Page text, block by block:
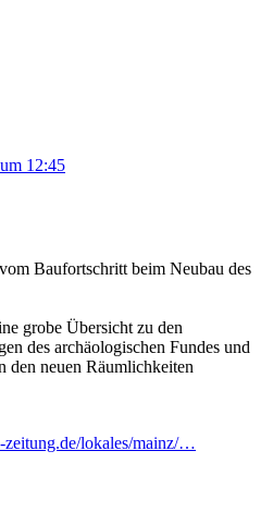
12:45
Baufortschritt beim Neubau des
grobe Übersicht zu den
des archäologischen Fundes und
den neuen Räumlichkeiten
zeitung.de/lokales/mainz/…